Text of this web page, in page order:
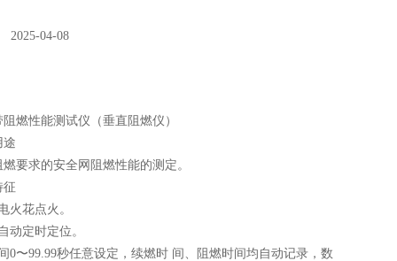
2025-04-08
燃性能测试仪（垂直阻燃仪）
要求的安全网阻燃性能的测定。
征
火花点火。
动定时定位。
0〜99.99秒任意设定，续燃时 间、阻燃时间均自动记录，数